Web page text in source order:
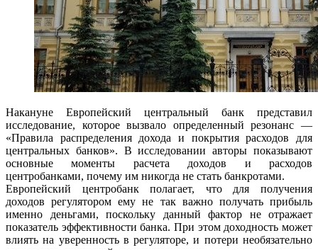
Накануне Европейский центральный банк представил
исследование, которое вызвало определенный резонанс —
«Правила распределения дохода и покрытия расходов для
центральных банков». В исследовании авторы показывают
основные моменты расчета доходов и расходов
центробанками, почему им никогда не стать банкротами.
Европейский центробанк полагает, что для получения
доходов регулятором ему не так важно получать прибыль
именно деньгами, поскольку данный фактор не отражает
показатель эффективности банка. При этом доходность может
влиять на уверенность в регуляторе, и потери необязательно